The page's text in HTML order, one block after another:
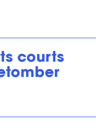
courts